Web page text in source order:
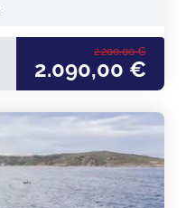
2.200,00 €
2.090,00 €